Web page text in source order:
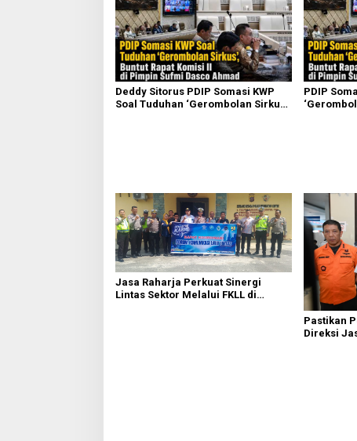
Deddy Sitorus PDIP Somasi KWP
Soal Tuduhan ‘Gerombolan Sirkus’,
PDIP
Jasa Raharja Perkuat Sinergi
Lintas Sektor Melalui FKLL di
Pastikan
Direksi